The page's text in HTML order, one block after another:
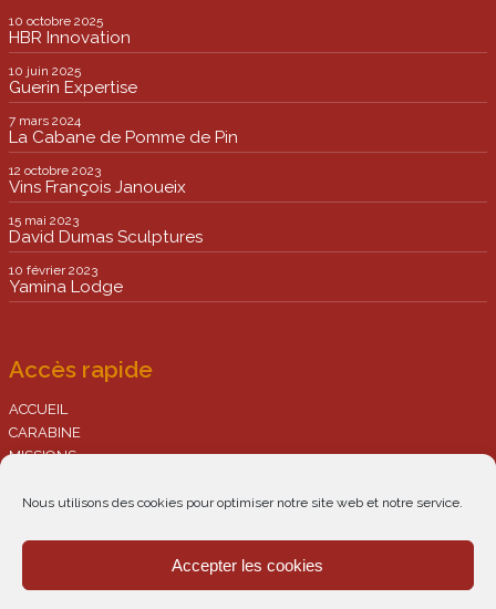
Nous utilisons des cookies pour optimiser notre site web et notre service.
Accepter les cookies
10 octobre 2025
HBR Innovation
10 juin 2025
Guerin Expertise
7 mars 2024
La Cabane de Pomme de Pin
12 octobre 2023
Vins François Janoueix
15 mai 2023
David Dumas Sculptures
10 février 2023
Yamina Lodge
Accès rapide
ACCUEIL
CARABINE
MISSIONS
Développement d’audience
Formation aux outils digitaux
CONTACT